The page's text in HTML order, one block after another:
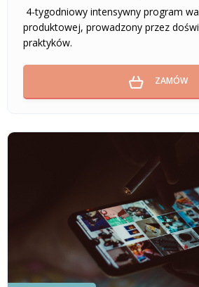
4-tygodniowy intensywny program
produktowej, prowadzony przez
praktyków.
ZAMÓW